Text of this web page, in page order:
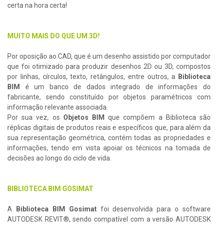
certa na hora certa!
MUITO MAIS DO QUE UM 3D!
Por oposição ao CAD, que é um desenho assistido por computador
que foi otimizado para produzir desenhos 2D ou 3D, compostos
por linhas, círculos, texto, retângulos, entre outros, a
Biblioteca
BIM
é um banco de dados integrado de informações do
fabricante, sendo constituído por objetos paramétricos com
informação relevante associada.
Por sua vez, os Objetos BIMque compõem a Biblioteca são
réplicas digitais de produtos reais e específicos que, para além da
sua representação geométrica, contém todas as propriedades e
informações, tendo em vista apoiar os técnicos na tomada de
decisões ao longo do ciclo de vida.
BIBLIOTECA BIM GOSIMAT
A Biblioteca BIM Gosimatfoi desenvolvida para o software
AUTODESK REVIT®, sendo compatível com a versão AUTODESK